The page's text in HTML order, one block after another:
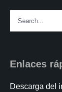
Search
for:
Enlaces
Descarga del